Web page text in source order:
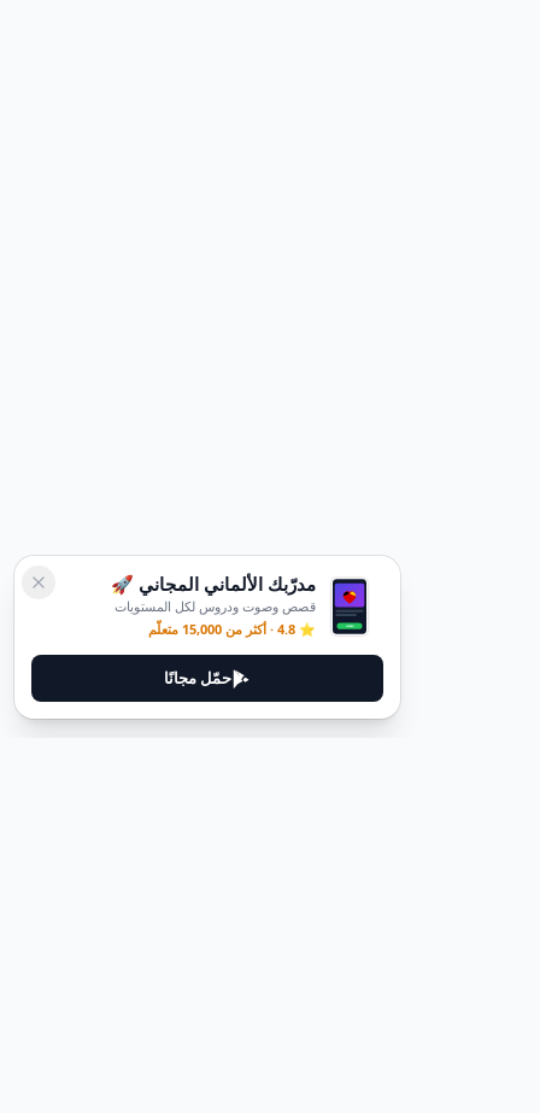
مدرّبك الألماني المجاني 🚀
قصص وصوت ودروس لكل المستويات
⭐ 4.8 · أكثر من 15,000 متعلّم
حمّل مجانًا